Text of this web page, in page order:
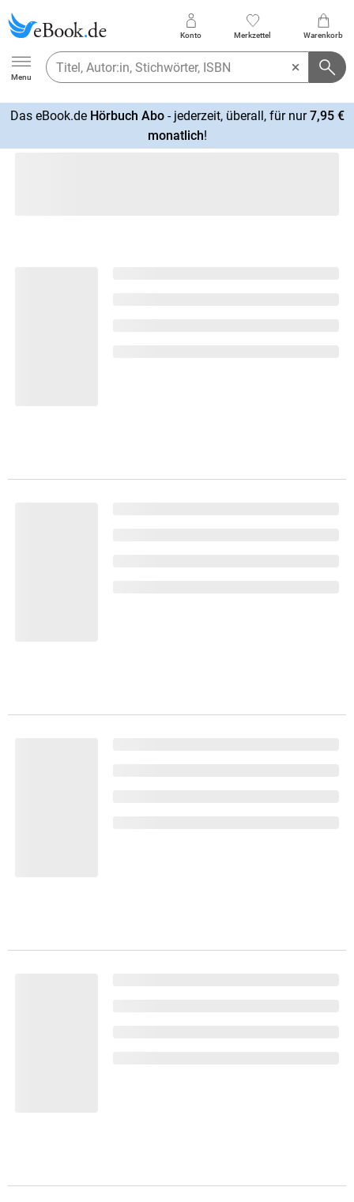
Ebook.de
Menu
Konto Merkzettel Warenkorb
Das eBook.de Hörbuch Abo- jederzeit, überall, für nur7,95 €
monatlich!